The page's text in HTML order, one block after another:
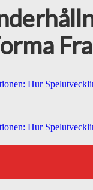
Hur
Hur